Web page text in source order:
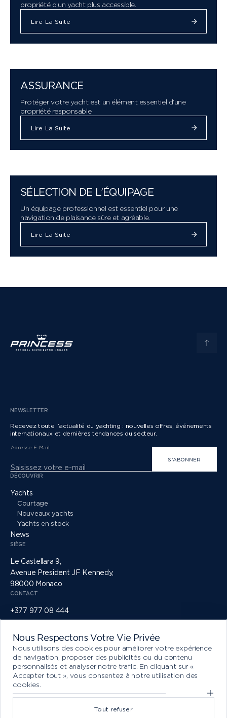
propriété d’un yacht plus accessible.
Lire La Suite
ASSURANCE
Protéger votre yacht est un élément essentiel d’une
propriété responsable.
Lire La Suite
SÉLECTION DE L’ÉQUIPAGE
Un équipage professionnel est essentiel pour une
navigation de plaisance sûre et agréable.
Lire La Suite
Nous Respectons Votre Vie Privée
Nous utilisons des cookies pour améliorer votre expérience
de navigation, proposer des publicités ou du contenu
personnalisés et analyser notre trafic. En cliquant sur «
Accepter tout », vous consentez à notre utilisation des
cookies.
Afficher les préférences de cookies optionnelles
Tout refuser
NEWSLETTER
Recevez toute l’actualité du yachting : nouvelles offres, événements
internationaux et dernières tendances du secteur.
Adresse E-Mail
S'ABONNER
DÉCOUVRIR
Yachts
Courtage
Nouveaux yachts
Yachts en stock
News
SIÈGE
Le Castellara 9,
Avenue President JF Kennedy,
98000 Monaco
CONTACT
+377 977 08 444
info@princessyachtsmonaco.com